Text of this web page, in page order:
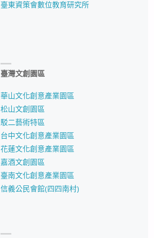
臺東資策會數位教育研究所
臺灣文創園區
華山文化創意產業園區
松山文創園區
駁二藝術特區
台中文化創意產業園區
花蓮文化創意產業園區
嘉酒文創園區
臺南文化創意產業園區
信義公民會館(四四南村)